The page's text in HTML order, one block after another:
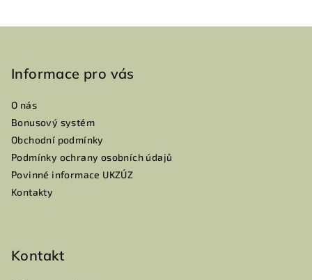
Informace pro vás
O nás
Bonusový systém
Obchodní podmínky
Podmínky ochrany osobních údajů
Povinné informace UKZÚZ
Kontakty
Kontakt